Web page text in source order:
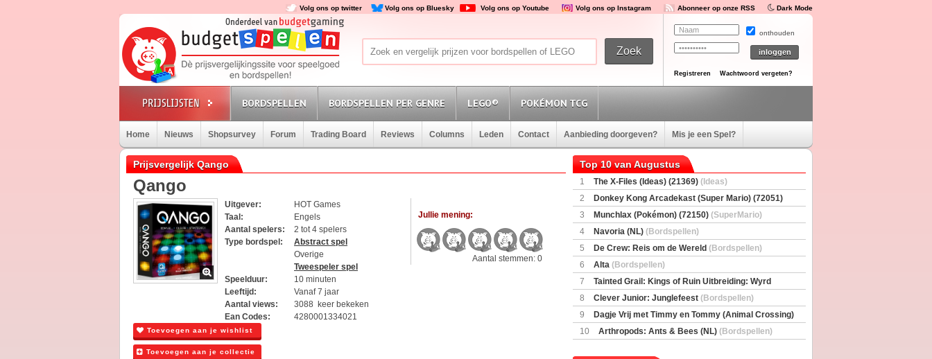
Volg ons op twitter Volg ons op Bluesky Volg ons op Youtube Volg ons op Instagram Abonneer op onze RSS Dark Mode
onthouden
Registreren Wachtwoord vergeten?
BORDSPELLEN BORDSPELLEN PER GENRE LEGO® POKÉMON TCG
Home Nieuws Shopsurvey Forum Trading Board Reviews Columns Leden Contact Aanbieding doorgeven? Mis je een Spel?
Prijsvergelijk Qango
Qango
Uitgever:
HOT Games
Taal:
Engels
Aantal spelers:
2 tot 4 spelers
Type bordspel:
Abstract spel
Overige
Tweespeler spel
Speelduur:
10 minuten
Leeftijd:
Vanaf 7 jaar
Aantal views:
3088 keer bekeken
Ean Codes:
4280001334021
Toevoegen aan je wishlist
Toevoegen aan je collectie
Jullie mening:
Aantal stemmen: 0
Top 10 van Augustus
1 The X-Files (Ideas) (21369) (Ideas)
2
Donkey Kong Arcadekast (Super Mario) (72051)
(SuperMario)
3 Munchlax (Pokémon) (72150) (SuperMario)
4
Navoria (NL) (Bordspellen)
5
De Crew: Reis om de Wereld (Bordspellen)
6
Alta (Bordspellen)
7
Tainted Grail: Kings of Ruin Uitbreiding: Wyrd
Encounters(Bordspellen)
8 Clever Junior: Junglefeest (Bordspellen)
9
Dagje Vrij met Timmy en Tommy (Animal Crossing)
(77059)(Ideas)
10 Arthropods: Ants & Bees (NL) (Bordspellen)